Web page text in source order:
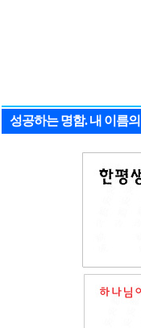
성공하는 명함. 내 이름